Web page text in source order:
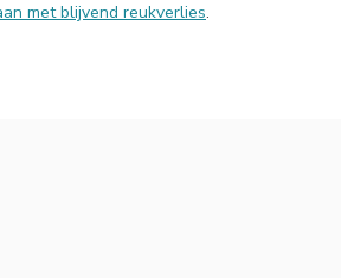
met blijvend reukverlies.